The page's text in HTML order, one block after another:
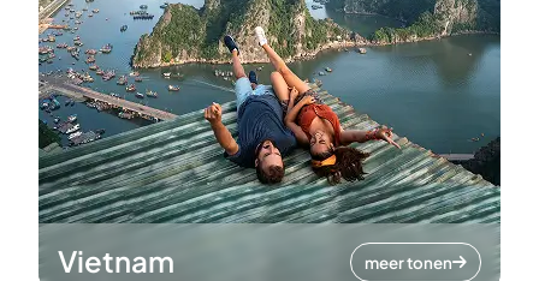
Vietnam meer tonen